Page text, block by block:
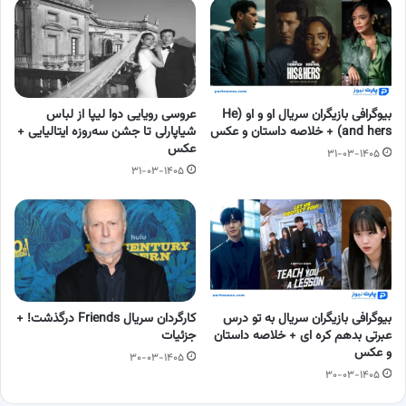
بیوگرافی بازیگران سریال او و او (He
and hers) + خلاصه داستان و عکس
۳۱-۰۳-۱۴۰۵
عروسی رویایی دوا لیپا از لباس
شیاپارلی تا جشن سه‌روزه ایتالیایی +
عکس
۳۱-۰۳-۱۴۰۵
بیوگرافی بازیگران سریال به تو درس
عبرتی بدهم کره ای + خلاصه داستان
و عکس
۳۰-۰۳-۱۴۰۵
کارگردان سریال Friends درگذشت! +
جزئیات
۳۰-۰۳-۱۴۰۵